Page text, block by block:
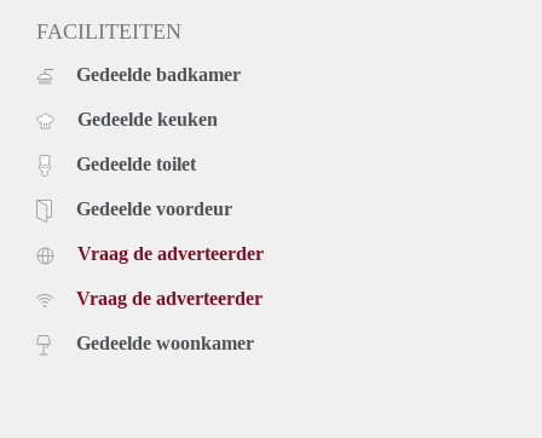
FACILITEITEN
Gedeelde badkamer
Gedeelde keuken
Gedeelde toilet
Gedeelde voordeur
Vraag de adverteerder
Vraag de adverteerder
Gedeelde woonkamer